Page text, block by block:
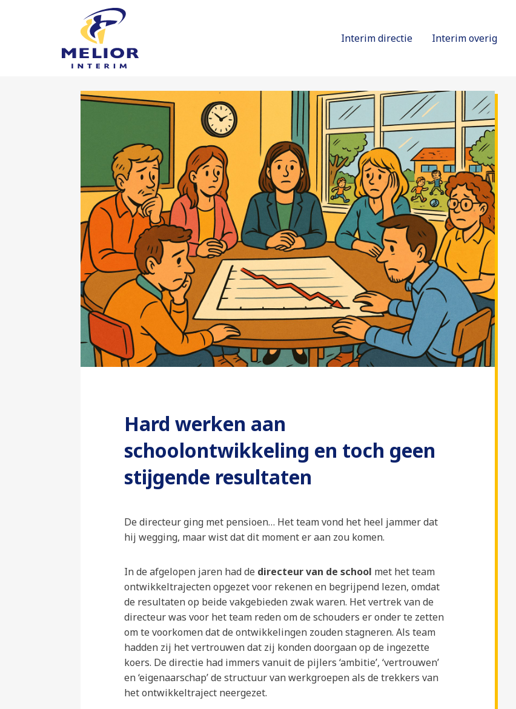
Interim directie Interim overig
Hard werken aan
schoolontwikkeling en toch geen
stijgende resultaten
De directeur ging met pensioen… Het team vond het heel jammer dat
hij wegging, maar wist dat dit moment er aan zou komen.
In de afgelopen jaren had de directeur van de school met het team
ontwikkeltrajecten opgezet voor rekenen en begrijpend lezen, omdat
de resultaten op beide vakgebieden zwak waren. Het vertrek van de
directeur was voor het team reden om de schouders er onder te zetten
om te voorkomen dat de ontwikkelingen zouden stagneren. Als team
hadden zij het vertrouwen dat zij konden doorgaan op de ingezette
koers. De directie had immers vanuit de pijlers ‘ambitie’, ‘vertrouwen’
en ‘eigenaarschap’ de structuur van werkgroepen als de trekkers van
het ontwikkeltraject neergezet.